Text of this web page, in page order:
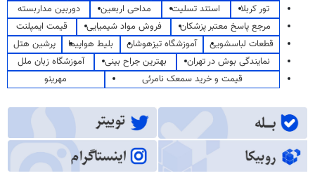
تور کربلا
استند تسلیت مداحی اربعین
دوربین مداربسته
مرجع پاسخ معتبر پزشکان
فروش مواد شیمیایی
قیمت ایمپلنت
قطعات لباسشویی
آموزشگاه تیزهوشان بلیط هواپیما
پرشین هتل
نمایندگی بوش در تهران
بهترین جراح بینی
آموزشگاه زبان ملل
قیمت و خرید سمعک نامرئی
مهرینو